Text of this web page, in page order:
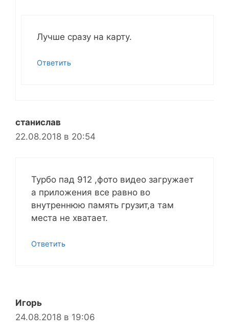
Лучше сразу на карту.
Ответить
станислав
22.08.2018 в 20:54
Турбо пад 912 ,фото видео загружает
а приложения все равно во
внутреннюю память грузит,а там
места не хватает.
Ответить
Игорь
24.08.2018 в 19:06